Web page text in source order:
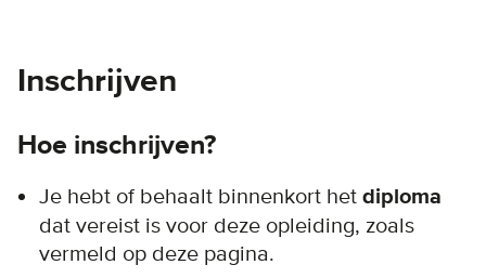
Inschrijven
Hoe inschrijven?
Je hebt of behaalt binnenkort het diploma
dat vereist is voor deze opleiding, zoals
vermeld op deze pagina.